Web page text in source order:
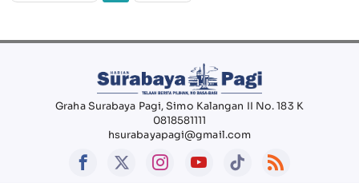
Graha Surabaya Pagi, Simo Kalangan II No. 183 K
0818581111
hsurabayapagi@gmail.com